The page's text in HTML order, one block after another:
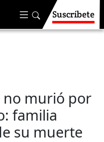
Suscríbete
no murió por
familia
su muerte